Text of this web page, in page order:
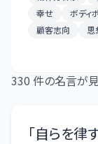
幸せ
ボディ
顧客志向
思
330 件の名言が
「自らを律